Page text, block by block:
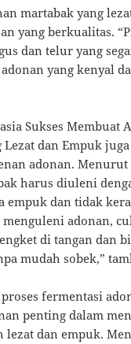
martabak yang
yang berkualitas.
dan telur yang
yang kenyal
Sukses Membuat
Lezat dan Empuk
adonan. Menurut
harus diuleni
empuk dan tidak
adonan,
di tangan dan
mudah sobek,”
fermentasi
penting dalam
lezat dan empuk.